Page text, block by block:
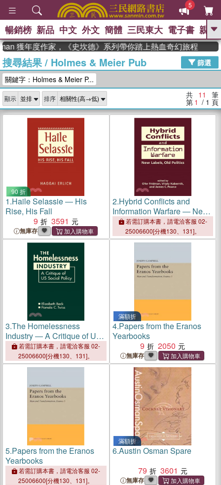
5
GO
熱搜： 東野圭吾 The Odyssey 、
父親節 、 如果歷史是一群喵 、 暑期
念華 、 台灣的李登輝時代 、 數學女
孩：黎曼猜想
偉大的迷走神經
暢銷榜 新品 中文 外文 簡體 三民東大 電子書 親子
獲年度作家，《史坎德》系列帶你踏上熱血奇幻旅程
搜尋結果/ Holmes & Meier Pub
篩選
關鍵字：Holmes & Meier P...
顯示 排序 共 11 筆
第 1 / 1 頁
90 折
1.Haile Selassie ― His
Rise, His Fall
9
3591
無庫存
2.Hybrid Conflicts and
Information Warfare ― New
Labels, Old Politics
若需訂購本書，請電洽客服 02-
25006600[分機130、131]。
3.The Homelessness
Industry ― A Critique of Us
Social Policy
若需訂購本書，請電洽客服 02-
25006600[分機130、131]。
滿額折
4.Papers from the Eranos
Yearbooks
9
2050
無庫存
5.Papers from the Eranos
Yearbooks
若需訂購本書，請電洽客服 02-
25006600[分機130、131]。
滿額折
6.Austin Osman Spare
79
3601
無庫存